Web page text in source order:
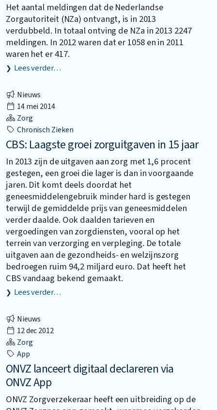
Het aantal meldingen dat de Nederlandse
Zorgautoriteit (NZa) ontvangt, is in 2013
verdubbeld. In totaal ontving de NZa in 2013 2247
meldingen. In 2012 waren dat er 1058 en in 2011
waren het er 417.
Lees verder…
Nieuws
14 mei 2014
Zorg
Chronisch Zieken
CBS: Laagste groei zorguitgaven in 15 jaar
In 2013 zijn de uitgaven aan zorg met 1,6 procent
gestegen, een groei die lager is dan in voorgaande
jaren. Dit komt deels doordat het
geneesmiddelengebruik minder hard is gestegen
terwijl de gemiddelde prijs van geneesmiddelen
verder daalde. Ook daalden tarieven en
vergoedingen van zorgdiensten, vooral op het
terrein van verzorging en verpleging. De totale
uitgaven aan de gezondheids- en welzijnszorg
bedroegen ruim 94,2 miljard euro. Dat heeft het
CBS vandaag bekend gemaakt.
Lees verder…
Nieuws
12 dec 2012
Zorg
App
ONVZ lanceert digitaal declareren via
ONVZ App
ONVZ Zorgverzekeraar heeft een uitbreiding op de